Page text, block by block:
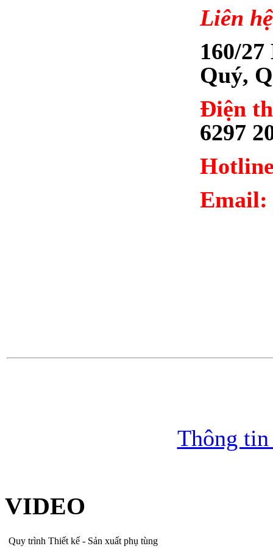
Liên
160/
Quý,
Điện
6297
Email:
Thông
VIDEO
Quy trình Thiết kế - Sản xuất phụ tùng